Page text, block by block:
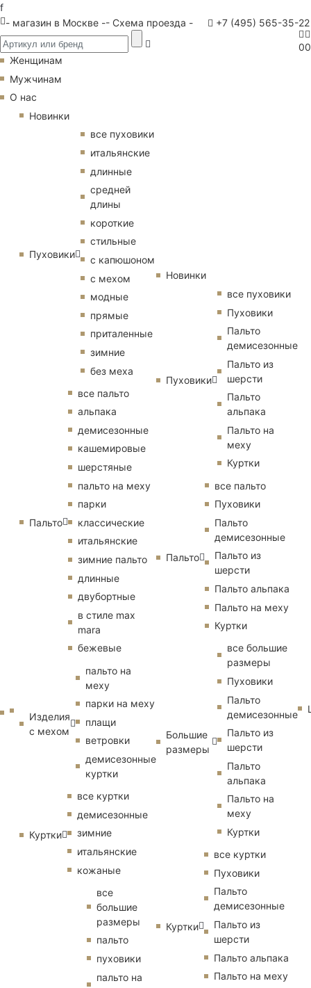
f
- магазин в Москве -- Схема проезда - +7 (495) 565-35-22
00
Женщинам
Мужчинам
О нас
Новинки
Пуховики
все пуховики
итальянские
длинные
средней
длины
короткие
стильные
с капюшоном
с мехом
модные
прямые
приталенные
зимние
без меха
Пальто
все пальто
альпака
демисезонные
кашемировые
шерстяные
пальто на меху
парки
классические
итальянские
зимние пальто
длинные
двубортные
в стиле max
mara
бежевые
Изделия
с мехом
пальто на
меху
парки на меху
плащи
ветровки
демисезонные
куртки
Куртки
все куртки
демисезонные
зимние
итальянские
кожаные
все
большие
размеры
пальто
пуховики
пальто на
Новинки
Пуховики
все пуховики
Пуховики
Пальто
демисезонные
Пальто из
шерсти
Пальто
альпака
Пальто на
меху
Куртки
Пальто
все пальто
Пуховики
Пальто
демисезонные
Пальто из
шерсти
Пальто альпака
Пальто на меху
Куртки
Большие
размеры
все большие
размеры
Пуховики
Пальто
демисезонные
Пальто из
шерсти
Пальто
альпака
Пальто на
меху
Куртки
Куртки
все куртки
Пуховики
Пальто
демисезонные
Пальто из
шерсти
Пальто альпака
Пальто на меху